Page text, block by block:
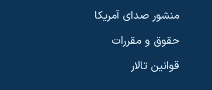
منشور صدای آمریکا
حقوق و مقررات
قوانین تالار